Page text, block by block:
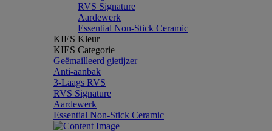
RVS Signature
Aardewerk
Essential Non-Stick Ceramic
KIES Kleur
KIES Categorie
Geëmailleerd gietijzer
Anti-aanbak
3-Laags RVS
RVS Signature
Aardewerk
Essential Non-Stick Ceramic